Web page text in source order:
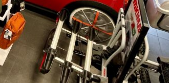
– +
Výrobce: THULE